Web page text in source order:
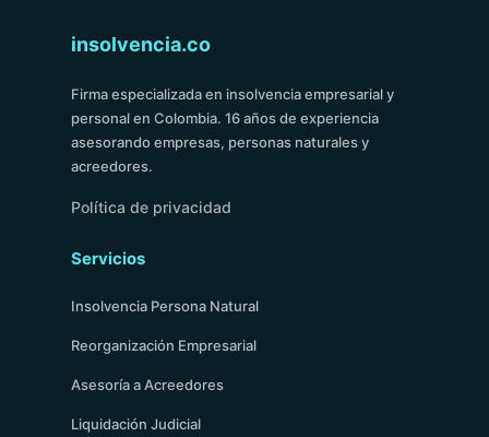
insolvencia.co
Firma especializada en insolvencia empresarial y
personal en Colombia. 16 años de experiencia
asesorando empresas, personas naturales y
acreedores.
Política de privacidad
Servicios
Insolvencia Persona Natural
Reorganización Empresarial
Asesoría a Acreedores
Liquidación Judicial